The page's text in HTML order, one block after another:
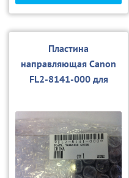
Пластина
направляющая Canon
FL2-8141-000 для
5180/5185